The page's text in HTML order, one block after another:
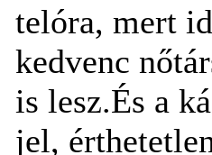
telóra, mert
kedvenc
is lesz.És a
jel,